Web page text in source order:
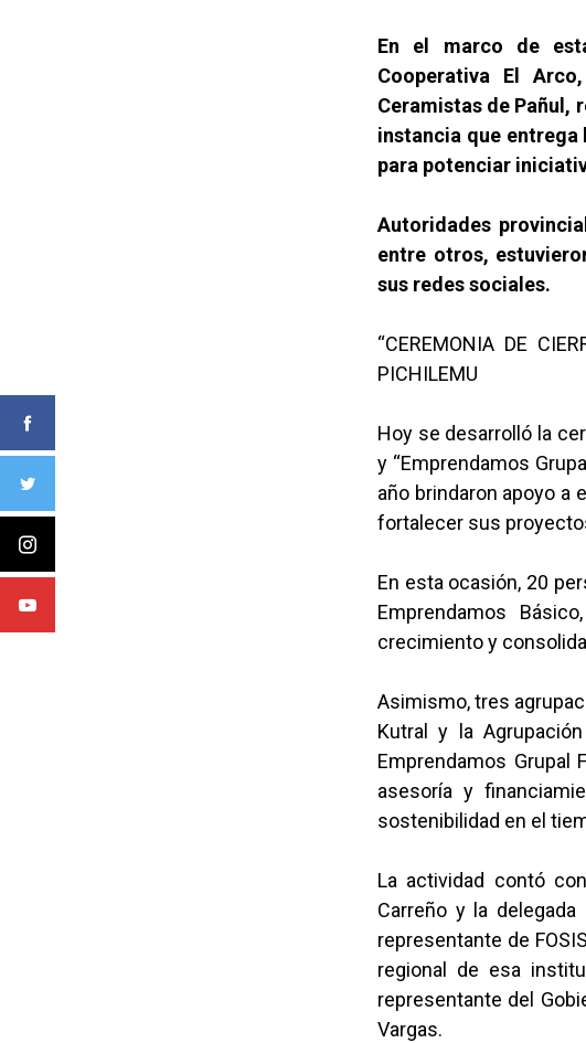
En el marco de
Cooperativa El
Ceramistas de Pañul,
instancia que
para potenciar
Autoridades
entre otros,
sus redes sociales.
“CEREMONIA DE
PICHILEMU
Hoy se desarrolló la
y “Emprendamos
año brindaron apoyo a
fortalecer sus
En esta ocasión, 20
Emprendamos
crecimiento y
Asimismo, tres
Kutral y la
Emprendamos Grupal
asesoría y
sostenibilidad en el
La actividad contó
Carreño y la
representante de
regional de esa
representante del
Vargas.